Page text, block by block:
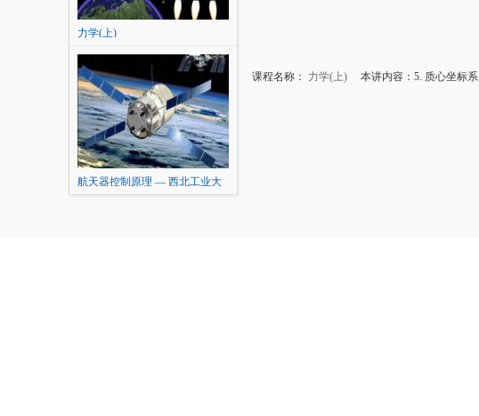
力学(上)
航天器控制原理 — 西北工业大
课程名称： 力学(上) 本讲内容：5. 质心坐标系